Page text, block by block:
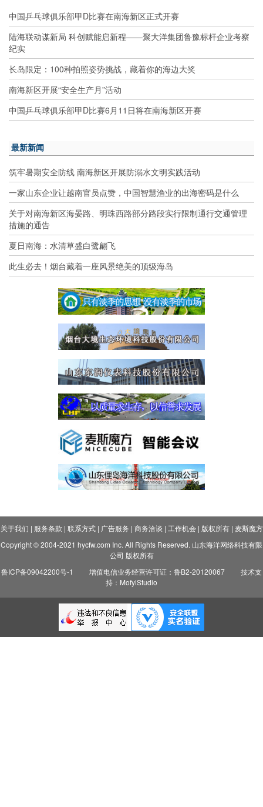
中国乒乓球俱乐部甲D比赛在南海新区正式开赛
陆海联动谋新局 科创赋能启新程——聚大洋集团鲁豫标杆企业考察
纪实
长岛限定：100种拍照姿势挑战，藏着你的海边大奖
南海新区开展“安全生产月”活动
中国乒乓球俱乐部甲D比赛6月11日将在南海新区开赛
最新新闻
筑牢暑期安全防线 南海新区开展防溺水文明实践活动
一家山东企业让越南官员点赞，中国智慧渔业的出海密码是什么
关于对南海新区海晏路、明珠西路部分路段实行限制通行交通管理
措施的通告
夏日南海：水清草盛白鹭翩飞
此生必去！烟台藏着一座风景绝美的顶级海岛
关于我们 | 服务条款 | 联系方式| 广告服务 | 商务洽谈 | 工作机会| 版权所有| 麦斯魔方
Copyright © 2004-2021 hycfw.com Inc. All Rights Reserved. 山东海洋网络科技有限
公司 版权所有
鲁ICP备09042200号-1
增值电信业务经营许可证：鲁B2-20120067
技术支
持：MofyiStudio